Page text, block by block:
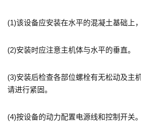
(1)该设备应安装在水平的混凝土基础上
(2)安装时应注意主机体与水平的垂直。
(3)安装后检查各部位螺栓有无松动及主
请进行紧固。
(4)按设备的动力配置电源线和控制开关。